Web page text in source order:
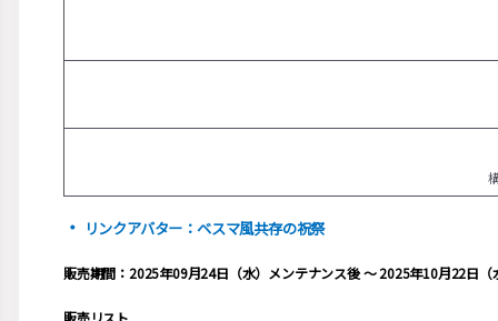
・ リンクアバター：ベスマ風共存の祝祭
販売期間：2025年09月24日（水）メンテナンス後 ～ 2025年10月22日（
販売リスト